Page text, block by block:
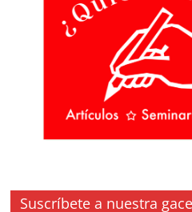
Suscríbete a nuestra